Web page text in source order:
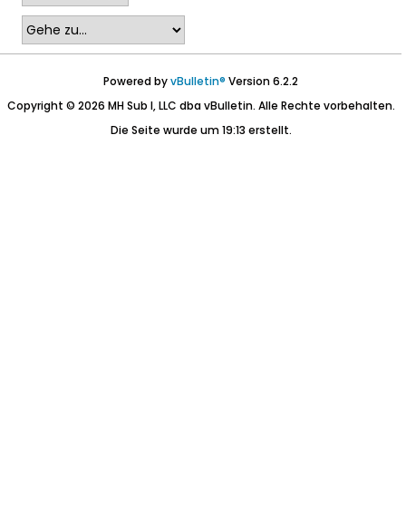
Powered byvBulletin® Version 6.2.2
Copyright © 2026 MH Sub I, LLC dba vBulletin. Alle Rechte vorbehalten.
Die Seite wurde um 19:13 erstellt.